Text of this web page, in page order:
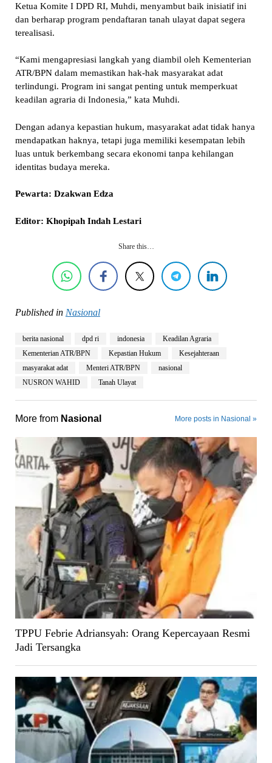
Ketua Komite I DPD RI, Muhdi, menyambut baik inisiatif ini
dan berharap program pendaftaran tanah ulayat dapat segera
terealisasi.
“Kami mengapresiasi langkah yang diambil oleh Kementerian
ATR/BPN dalam memastikan hak-hak masyarakat adat
terlindungi. Program ini sangat penting untuk memperkuat
keadilan agraria di Indonesia,” kata Muhdi.
Dengan adanya kepastian hukum, masyarakat adat tidak hanya
mendapatkan haknya, tetapi juga memiliki kesempatan lebih
luas untuk berkembang secara ekonomi tanpa kehilangan
identitas budaya mereka.
Pewarta: Dzakwan Edza
Editor: Khopipah Indah Lestari
Share this…
Published in Nasional
berita nasional dpd ri indonesia
Keadilan Agraria
Kementerian ATR/BPN
Kepastian Hukum
Kesejahteraan
masyarakat adat
Menteri ATR/BPN
nasional
NUSRON WAHID
Tanah Ulayat
More from Nasional More posts in Nasional »
TPPU Febrie Adriansyah: Orang Kepercayaan Resmi
Jadi Tersangka